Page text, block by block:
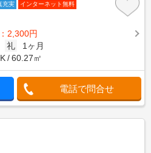
充実 インターネット無料
2,300円
礼
1ヶ月
60.27㎡
電話で問合せ